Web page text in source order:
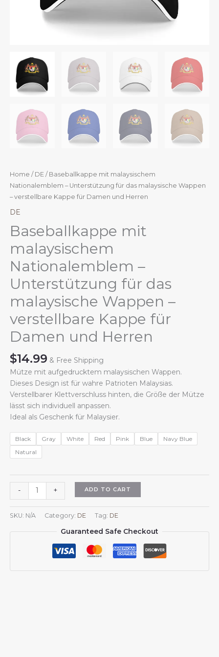
Home / DE / Baseballkappe mit malaysischem
Nationalemblem – Unterstützung für das malaysische Wappen
– verstellbare Kappe für Damen und Herren
DE
Baseballkappe mit
malaysischem
Nationalemblem –
Unterstützung für das
malaysische Wappen –
verstellbare Kappe für
Damen und Herren
$14.99 & Free Shipping
Mütze mit aufgedrucktem malaysischen Wappen.
Dieses Design ist für wahre Patrioten Malaysias.
Verstellbarer Klettverschluss hinten, die Größe der Mütze
lässt sich individuell anpassen.
Ideal als Geschenk für Malaysier.
Black Gray White Red Pink Blue
Navy Blue
Natural
-
Baseballkappe
mit
malaysischem
Nationalemblem
–
Unterstützung
+ ADD TO CART
SKU: N/A Category: DE Tag: DE
Guaranteed Safe Checkout